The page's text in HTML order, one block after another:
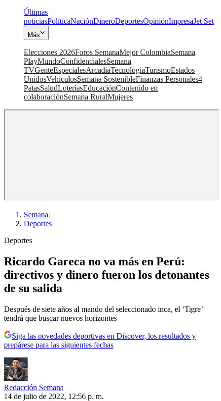
Últimas
noticiasPolíticaNaciónDineroDeportesOpiniónImpresaJet Set
Más
Elecciones 2026Foros SemanaMejor ColombiaSemana
PlayMundoConfidencialesSemana
TVGenteEspecialesArcadiaTecnologíaTurismoEstados
UnidosVehículosSemana SostenibleFinanzas Personales4
PatasSaludLoteríasEducaciónContenido en
colaboraciónSemana RuralMujeres
Semana|
Deportes
Deportes
Ricardo Gareca no va más en Perú:
directivos y dinero fueron los detonantes
de su salida
Después de siete años al mando del seleccionado inca, el ‘Tigre’
tendrá que buscar nuevos horizontes
Siga las novedades deportivas en Discover, los resultados y
prepárese para las siguientes fechas
Redacción Semana
14 de julio de 2022, 12:56 p. m.